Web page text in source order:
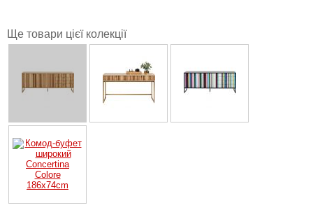
Ще товари цієї колекції